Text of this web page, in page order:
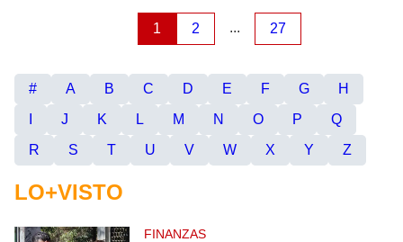
1 2 ... 27
# A B C D E F G
H
J K L M N O P
Q
R
S T U V W X Y Z
LO+VISTO
FINANZAS